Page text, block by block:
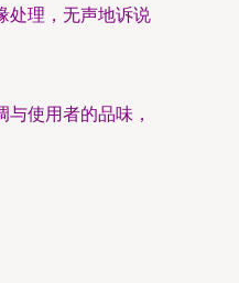
处理，无声地诉说
使用者的品味，